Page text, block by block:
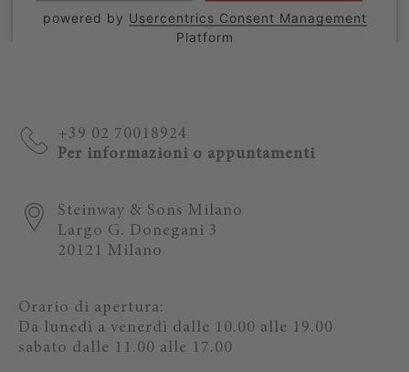
powered by Usercentrics Consent Management
Platform
+39 02 70018924
Per informazioni o appuntamenti
Steinway & Sons Milano
Largo G. Donegani 3
20121 Milano
Orario di apertura:
Da lunedì a venerdì dalle 10.00 alle 19.00
sabato dalle 11.00 alle 17.00